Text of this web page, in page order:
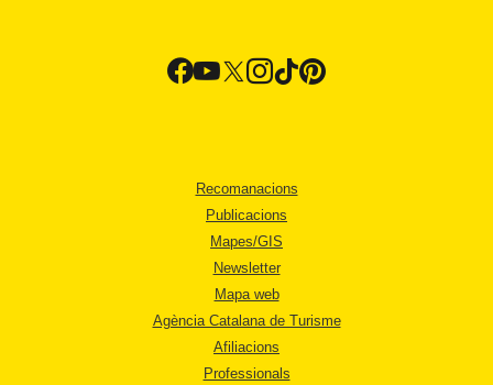
Recomanacions
Publicacions
Mapes/GIS
Newsletter
Mapa web
Agència Catalana de Turisme
Afiliacions
Professionals